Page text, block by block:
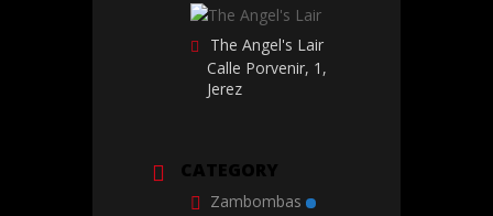
The Angel's Lair
Calle Porvenir, 1,
Jerez
CATEGORY
Zambombas